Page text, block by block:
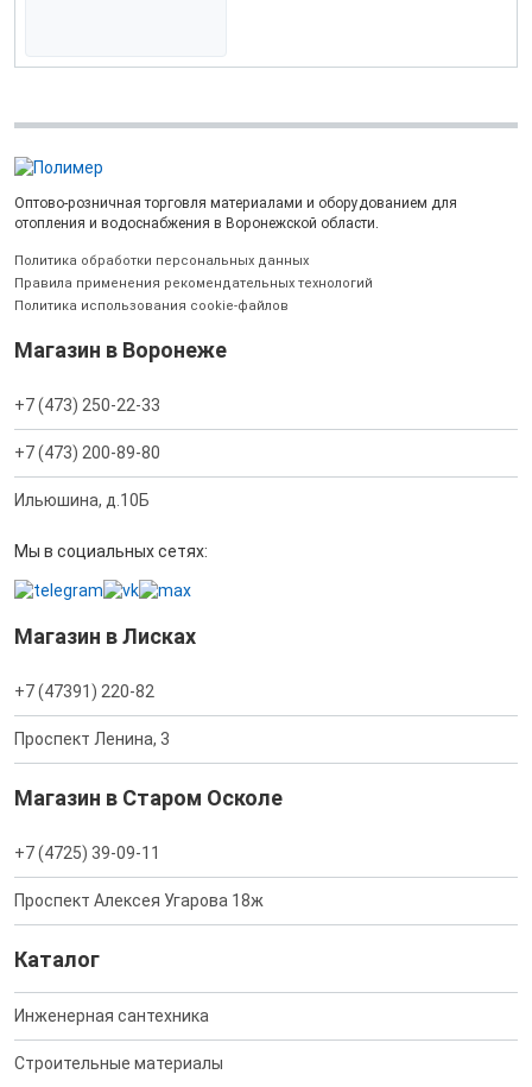
Оптово-розничная торговля материалами и оборудованием для
отопления и водоснабжения в Воронежской области.
Политика обработки персональных данных
Правила применения рекомендательных технологий
Политика использования cookie-файлов
Магазин в Воронеже
+7 (473) 250-22-33
+7 (473) 200-89-80
Ильюшина, д.10Б
Мы в социальных сетях:
Магазин в Лисках
+7 (47391) 220-82
Проспект Ленина, 3
Магазин в Старом Осколе
+7 (4725) 39-09-11
Проспект Алексея Угарова 18ж
Каталог
Инженерная сантехника
Строительные материалы